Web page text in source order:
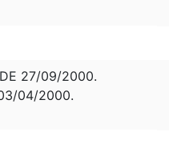
27/09/2000.
04/2000.